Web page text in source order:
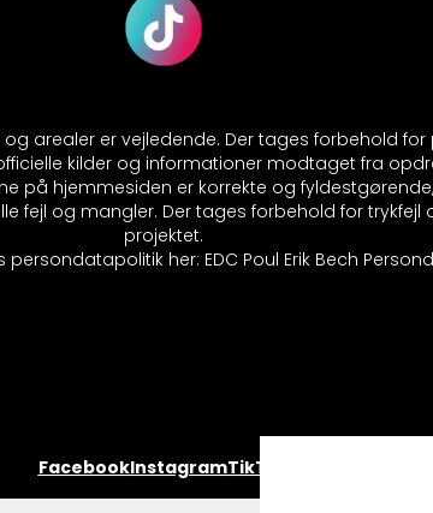
og arealer er vejledende. Der tages forbehold
kilder og informationer modtaget fra
på hjemmesiden er korrekte og fyldestgørende,
fejl og mangler. Der tages forbehold for
projektet.
persondatapolitik her: EDC Poul Erik Bech
FacebookInstagramTikTok